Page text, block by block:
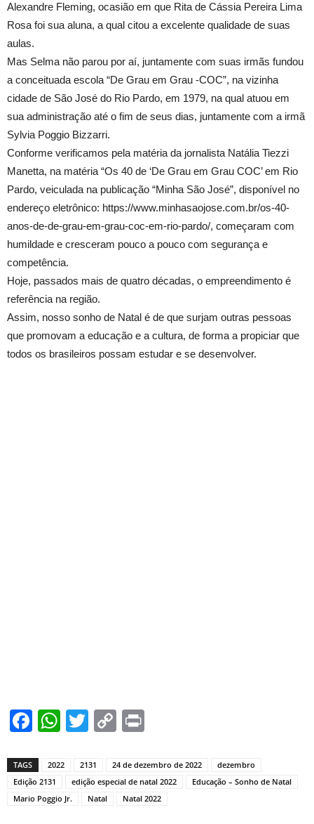
Alexandre Fleming, ocasião em que Rita de Cássia Pereira Lima
Rosa foi sua aluna, a qual citou a excelente qualidade de suas
aulas.
Mas Selma não parou por aí, juntamente com suas irmãs fundou
a conceituada escola “De Grau em Grau -COC”, na vizinha
cidade de São José do Rio Pardo, em 1979, na qual atuou em
sua administração até o fim de seus dias, juntamente com a irmã
Sylvia Poggio Bizzarri.
Conforme verificamos pela matéria da jornalista Natália Tiezzi
Manetta, na matéria “Os 40 de ‘De Grau em Grau COC’ em Rio
Pardo, veiculada na publicação “Minha São José”, disponível no
endereço eletrônico: https://www.minhasaojose.com.br/os-40-
anos-de-de-grau-em-grau-coc-em-rio-pardo/, começaram com
humildade e cresceram pouco a pouco com segurança e
competência.
Hoje, passados mais de quatro décadas, o empreendimento é
referência na região.
Assim, nosso sonho de Natal é de que surjam outras pessoas
que promovam a educação e a cultura, de forma a propiciar que
todos os brasileiros possam estudar e se desenvolver.
Facebook
WhatsApp
TwitterCopy
TAGS 2022 2131 24 de dezembro de 2022
dezembro
Edição 2131
edição especial de natal 2022
Educação – Sonho de Natal
Mario Poggio Jr.
Natal Natal 2022